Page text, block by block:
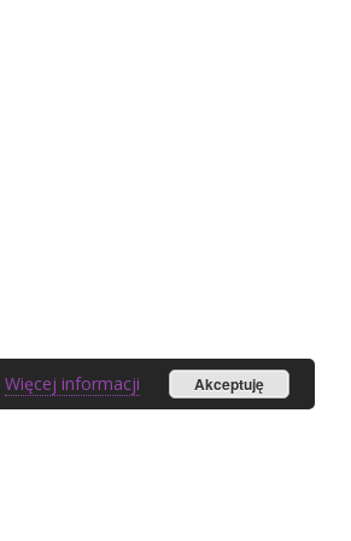
Więcej informacji Akceptuję